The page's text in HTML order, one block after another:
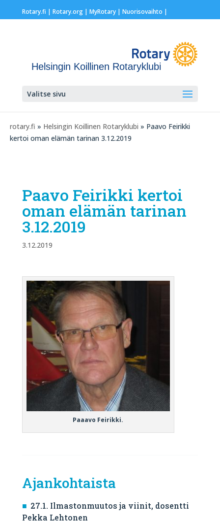
Rotary.fi | Rotary.org| MyRotary | Nuorisovaihto |
Helsingin Koillinen Rotaryklubi
Valitse sivu
rotary.fi » Helsingin Koillinen Rotaryklubi » Paavo Feirikki
kertoi oman elämän tarinan 3.12.2019
Paavo Feirikki kertoi
oman elämän tarinan
3.12.2019
3.12.2019
Paaavo Feirikki.
Ajankohtaista
27.1. Ilmastonmuutos ja viinit, dosentti
Pekka Lehtonen